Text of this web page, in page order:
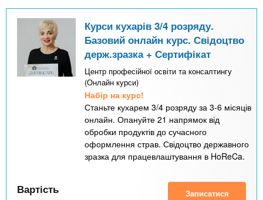
Курси кухарів 3/4 розряду.
Базовий онлайн курс. Свідоцтво
держ.зразка + Сертифікат
Центр професійної освіти та консалтингу
(Онлайн курси)
Набір на курс!
Станьте кухарем 3/4 розряду за 3-6 місяців
онлайн. Опануйте 21 напрямок від
обробки продуктів до сучасного
оформлення страв. Свідоцтво державного
зразка для працевлаштування в HoReCa.
Вартість Записатися